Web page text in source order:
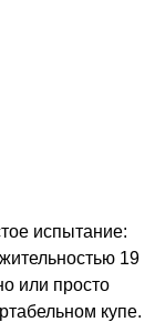
испытание:
19
или просто
купе.